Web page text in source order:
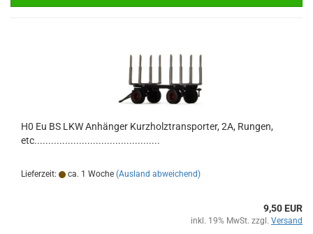
H0 Eu BS LKW Anhänger Kurzholztransporter, 2A, Rungen,
etc.............................................
Lieferzeit: ca. 1 Woche (Ausland abweichend)
9,50 EUR
inkl. 19% MwSt. zzgl. Versand